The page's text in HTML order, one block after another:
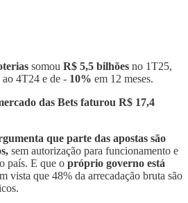
somou R$ 5,5 bilhões no 1T25,
ao 4T24 e de - 10% em 12 meses.
das Bets faturou R$ 17,4
que parte das apostas são
sem autorização para funcionamento e
país. E que o próprio governo está
vista que 48% da arrecadação bruta são